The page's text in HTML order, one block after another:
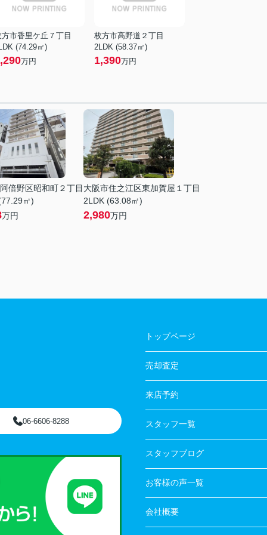
方市香里ケ丘７丁目
(74.29㎡)
万円
枚方市高野道２丁目
2LDK (58.37㎡)
1,390万円
倍野区昭和町２丁目
㎡)
万円
大阪市住之江区東加賀屋１丁目
2LDK (63.08㎡)
2,980万円
06-6606-8288
トップページ
売却査定
来店予約
スタッフ一覧
スタッフブログ
お客様の声一覧
会社概要